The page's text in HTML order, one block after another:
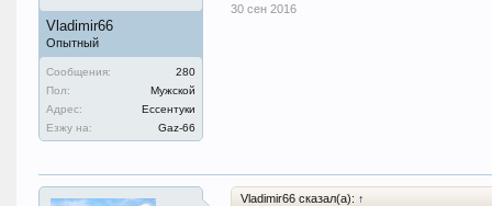
Vladimir66
Опытный
Сообщения:
280
Пол:
Мужской
Адрес:
Ессентуки
Езжу на:
Gaz-66
30 сен 2016
Vladimir66 сказал(а): ↑